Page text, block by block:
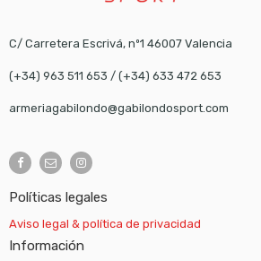
C/ Carretera Escrivá, nº1 46007 Valencia
(+34) 963 511 653 / (+34) 633 472 653
armeriagabilondo@gabilondosport.com
Políticas legales
Aviso legal & política de privacidad
Información